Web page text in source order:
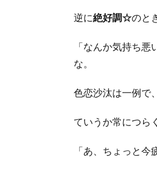
逆に絶好調☆のと
「なんか気持ち
な。
色恋沙汰は一例で
ていうか常につら
「あ、ちょっと今